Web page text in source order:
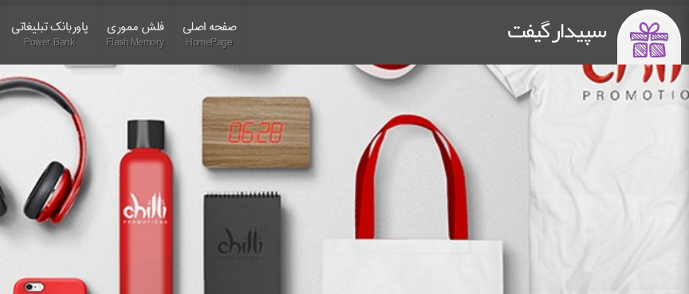
سپیدار گیفت صفحه اصلی
HomePage
فلش مموری
Flash Memory
پاوربانک تبلیغاتی
Power Bank